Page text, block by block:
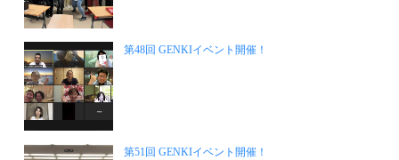
第48回 GENKIイベント開催！
第51回 GENKIイベント開催！